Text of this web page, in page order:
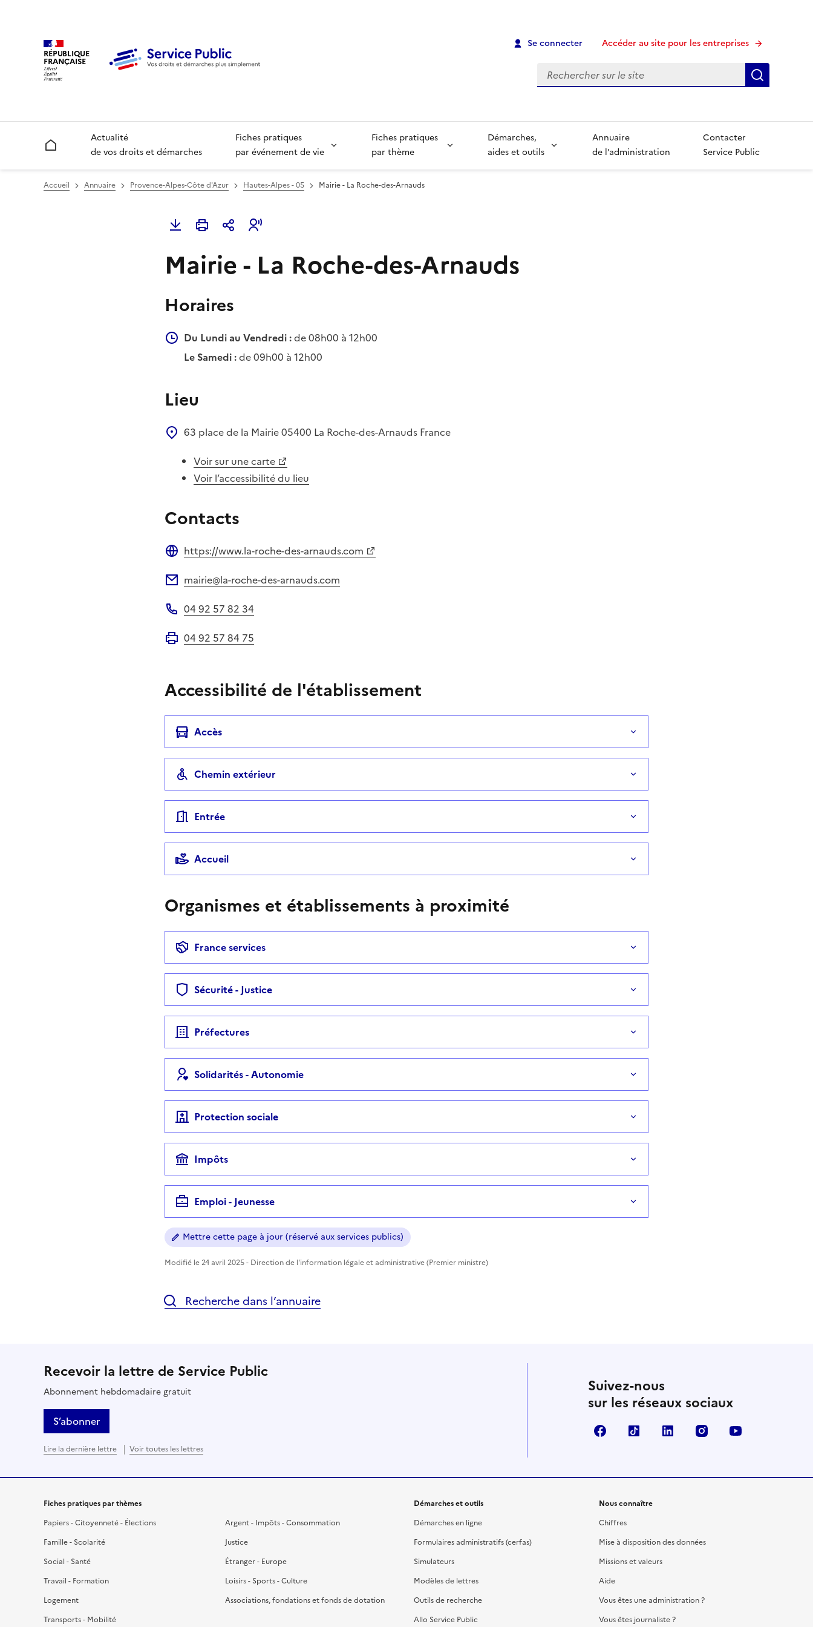
RÉPUBLIQUE
FRANÇAISE
Se connecter Accéder au site pour les entreprises
Recherche
Accueil
Actualité
de vos droits et démarches
Fiches pratiques
par événement de vie
Fiches pratiques
par thème
Démarches,
aides et outils
Annuaire
de l’administration
Contacter
Service Public
Accueil Annuaire Provence-Alpes-Côte d'Azur Hautes-Alpes - 05 Mairie - La Roche-des-Arnauds
Mairie - La Roche-des-Arnauds
Horaires
Du Lundi au Vendredi :de 08h00 à 12h00
Le Samedi :de 09h00 à 12h00
Lieu
63 place de la Mairie05400 La Roche-des-Arnauds France
Voir sur une carte
Voir l’accessibilité du lieu
Contacts
https://www.la-roche-des-arnauds.com
mairie@la-roche-des-arnauds.com
04 92 57 82 34
04 92 57 84 75
Accessibilité de l'établissement
Accès
Chemin extérieur
Entrée
Accueil
Organismes et établissements à proximité
France services
Sécurité - Justice
Préfectures
Solidarités - Autonomie
Protection sociale
Impôts
Emploi - Jeunesse
Mettre cette page à jour (réservé aux services publics)
Modifié le 24 avril 2025 - Direction de l'information légale et administrative (Premier ministre)
Recherche dans l’annuaire
Recevoir la lettre de Service Public
Abonnement hebdomadaire gratuit
S’abonner
Lire la dernière lettre Voir toutes les lettres
Suivez-nous
sur les réseaux sociaux
FacebookTikTok LinkedIn Instagram
Fiches pratiques par thèmes
Papiers - Citoyenneté - Élections
Famille - Scolarité
Social - Santé
Travail - Formation
Logement
Transports - Mobilité
Argent - Impôts - Consommation
Justice
Étranger - Europe
Loisirs - Sports - Culture
Associations, fondations et fonds de dotation
Démarches et outils
Démarches en ligne
Formulaires administratifs (cerfas)
Simulateurs
Modèles de lettres
Outils de recherche
Allo Service Public
Nous connaître
Chiffres
Mise à disposition des données
Missions et valeurs
Aide
Vous êtes une administration ?
Vous êtes journaliste ?